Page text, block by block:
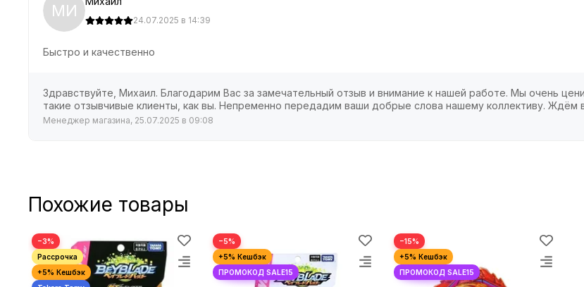
МИ
24.07.2025 в 14:39
Быстро и качественно
Здравствуйте, Михаил. Благодарим Вас за замечательный отзыв и внимание к нашей работе. Мы очень
такие отзывчивые клиенты, как вы. Непременно передадим ваши добрые слова нашему коллективу. Ждём
Менеджер магазина, 25.07.2025 в 09:08
Похожие товары
−3% −5% −15%